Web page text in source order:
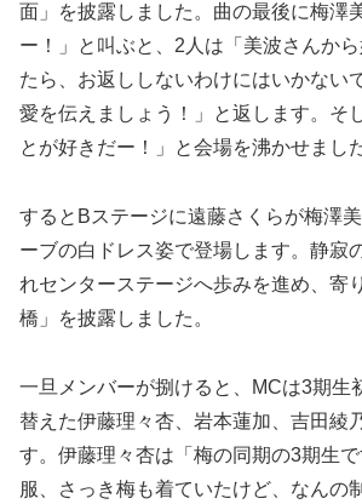
面」を披露しました。曲の最後に梅澤
ー！」と叫ぶと、2人は「美波さんか
たら、お返ししないわけにはいかない
愛を伝えましょう！」と返します。そ
とが好きだー！」と会場を沸かせました
するとBステージに遠藤さくらが梅澤
ーブの白ドレス姿で登場します。静寂
れセンターステージへ歩みを進め、寄
橋」を披露しました。
一旦メンバーが捌けると、MCは3期生
替えた伊藤理々杏、岩本蓮加、吉田綾
す。伊藤理々杏は「梅の同期の3期生
服、さっき梅も着ていたけど、なんの